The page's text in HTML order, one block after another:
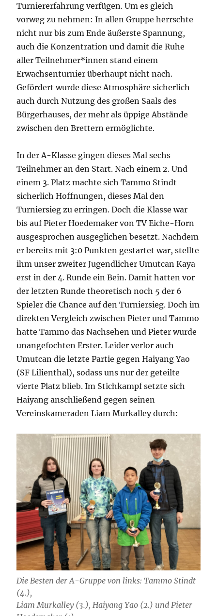
Turniererfahrung verfügen. Um es gleich
vorweg zu nehmen: In allen Gruppe herrschte
nicht nur bis zum Ende äußerste Spannung,
auch die Konzentration und damit die Ruhe
aller Teilnehmer*innen stand einem
Erwachsenturnier überhaupt nicht nach.
Gefördert wurde diese Atmosphäre sicherlich
auch durch Nutzung des großen Saals des
Bürgerhauses, der mehr als üppige Abstände
zwischen den Brettern ermöglichte.
In der A-Klasse gingen dieses Mal sechs
Teilnehmer an den Start. Nach einem 2. Und
einem 3. Platz machte sich Tammo Stindt
sicherlich Hoffnungen, dieses Mal den
Turniersieg zu erringen. Doch die Klasse war
bis auf Pieter Hoedemaker von TV Eiche-Horn
ausgesprochen ausgeglichen besetzt. Nachdem
er bereits mit 3:0 Punkten gestartet war, stellte
ihm unser zweiter Jugendlicher Umutcan Kaya
erst in der 4. Runde ein Bein. Damit hatten vor
der letzten Runde theoretisch noch 5 der 6
Spieler die Chance auf den Turniersieg. Doch im
direkten Vergleich zwischen Pieter und Tammo
hatte Tammo das Nachsehen und Pieter wurde
unangefochten Erster. Leider verlor auch
Umutcan die letzte Partie gegen Haiyang Yao
(SF Lilienthal), sodass uns nur der geteilte
vierte Platz blieb. Im Stichkampf setzte sich
Haiyang anschließend gegen seinen
Vereinskameraden Liam Murkalley durch:
Die Besten der A-Gruppe von links: Tammo Stindt
(4.),
Liam Murkalley (3.), Haiyang Yao (2.) und Pieter